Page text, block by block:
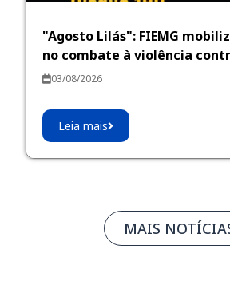
"Agosto Lilás": FIEMG
no combate à violência
03/08/2026
Leia mais
MAIS